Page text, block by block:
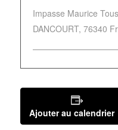
Impasse Maurice
DANCOURT, 76340
Ajouter au calendrier